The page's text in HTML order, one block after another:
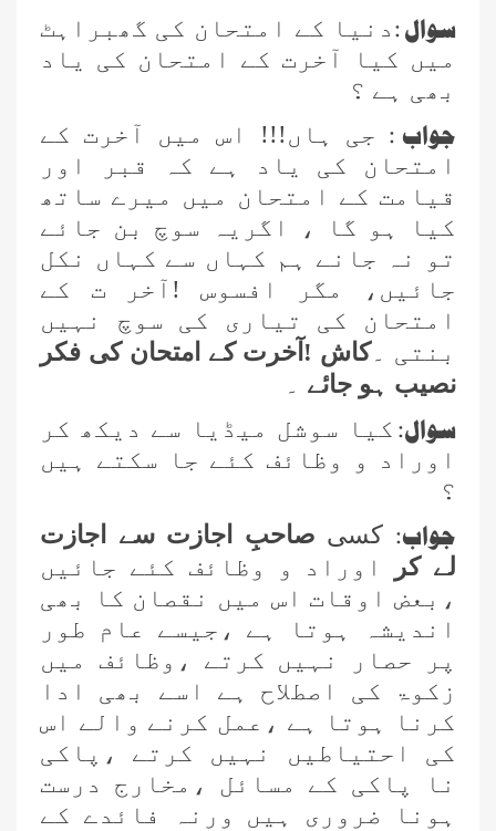
سوال: دنیا کے امتحان کی گھبراہٹ
میں کیا آخرت کے امتحان کی یاد
بھی ہے ؟
جواب : جی ہاں!!! اس میں آخرت کے
امتحان کی یاد ہے کہ قبر اور
قیامت کے امتحان میں میرے ساتھ
کیا ہو گا ، اگریہ سوچ بن جائے
تو نہ جانے ہم کہاں سے کہاں نکل
جائیں، مگر افسوس !آخر ت کے
امتحان کی تیاری کی سوچ نہیں
بنتی ۔کاش !آخرت کے امتحان کی فکر
نصیب ہو جائے ۔
سوال: کیا سوشل میڈیا سے دیکھ کر
اوراد و وظائف کئے جا سکتے ہیں
؟
جواب: کسی صاحبِ اجازت سے اجازت
لے کر
اوراد و وظائف کئے جائیں
،بعض اوقات اس میں نقصان کا بھی
اندیشہ ہوتا ہے ،جیسے عام طور
پر حصار نہیں کرتے ،وظائف میں
زکوۃ کی اصطلاح ہے اسے بھی ادا
کرنا ہوتا ہے ،عمل کرنے والے اس
کی احتیاطیں نہیں کرتے ،پاکی
نا پاکی کے مسائل ،مخارج درست
ہونا ضروری ہیں ورنہ فائدے کے